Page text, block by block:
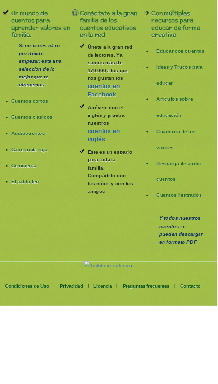
Un mundo de
cuentos para
aprender valores en
familia.
Si no tienes claro
por dónde
empezar, esta una
selección de lo
mejor que te
ofrecemos
Cuentos cortos
Cuentos clásicos
Audiocuentos
Caperucita roja
Cenicienta
El patito feo
Conéctate a la gran
familia de los
cuentos educativos
en la red
Únete a la gran red
de lectores. Ya
somos más de
170.000 a los que
nos gustan los
cuentos en
Facebook
Atrévete con el
inglés y prueba
nuestros
cuentos en
inglés
Este es un espacio
para toda la
familia
Compártelo con
tus niños y con tus
amigos
Con múltiples
recursos para
educar de forma
creativa
Educar con cuentos
Ideas y Trucos para
educar
Artículos sobre
educación
Cuaderno de los
valores
Descarga de audio
cuentos
Cuentos ilustrados
Y todos nuestros
cuentos se
puedendescargar
en formato PDF
Condiciones de Uso | Privacidad | Licencia | Preguntas frecuentes | Contacto